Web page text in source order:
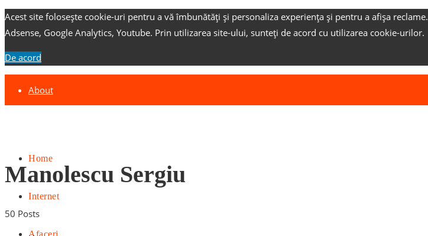
Acest site folosește cookie-uri pentru a vă îmbunătăți și personaliza experiența și pentru a afișa reclame.
Adsense, Google Analytics, Youtube. Prin utilizarea site-ului, sunteți de acord cu utilizarea cookie-urilor.
De acord
About
Home
Internet
Afaceri
Manolescu Sergiu
50 Posts